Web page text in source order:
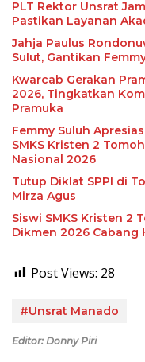
PLT Rektor Unsrat
Pastikan Layanan
Jahja Paulus
Sulut, Gantikan
Kwarcab Gerakan
2026, Tingkatkan
Pramuka
Femmy Suluh
SMKS Kristen 2
Nasional 2026
Tutup Diklat SPPI di
Mirza Agus
Siswi SMKS Kristen 2
Dikmen 2026 Cabang
Post Views: 28
#Unsrat Manado
Editor: Donny Piri